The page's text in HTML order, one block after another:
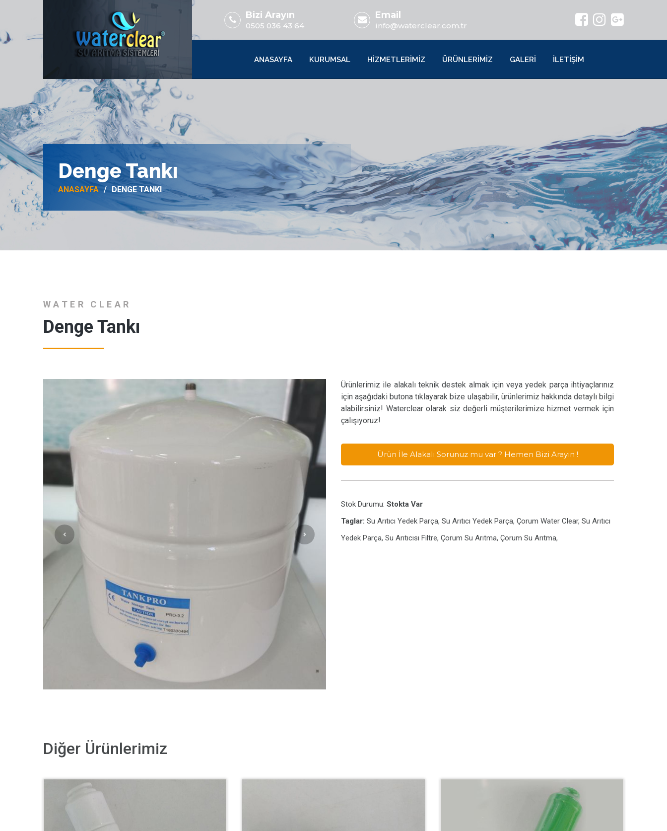
Bizi Arayın
0505 036 43 64
Email
info@waterclear.com.tr
ANASAYFA KURUMSAL HİZMETLERİMİZ ÜRÜNLERİMİZ GALERİ İLETİŞİM
Denge Tankı
ANASAYFA DENGE TANKI
WATER CLEAR
Denge Tankı
Ürünlerimiz ile alakalı teknik destek almak için veya yedek parça ihtiyaçlarınız
için aşağıdaki butona tıklayarak bize ulaşabilir, ürünlerimiz hakkında detaylı bilgi
alabilirsiniz! Waterclear olarak siz değerli müşterilerimize hizmet vermek için
çalışıyoruz!
Ürün İle Alakalı Sorunuz mu var ? Hemen Bizi Arayın !
Stok Durumu: Stokta Var
Taglar: Su Arıtıcı Yedek Parça, Su Arıtıcı Yedek Parça, Çorum Water Clear, Su Arıtıcı
Yedek Parça, Su Arıtıcısı Filtre, Çorum Su Arıtma, Çorum Su Arıtma,
Diğer Ürünlerimiz